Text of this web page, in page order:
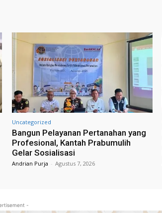
Uncategorized
Bangun Pelayanan Pertanahan yang
Profesional, Kantah Prabumulih
Gelar Sosialisasi
Andrian Purja - Agustus 7, 2026
-